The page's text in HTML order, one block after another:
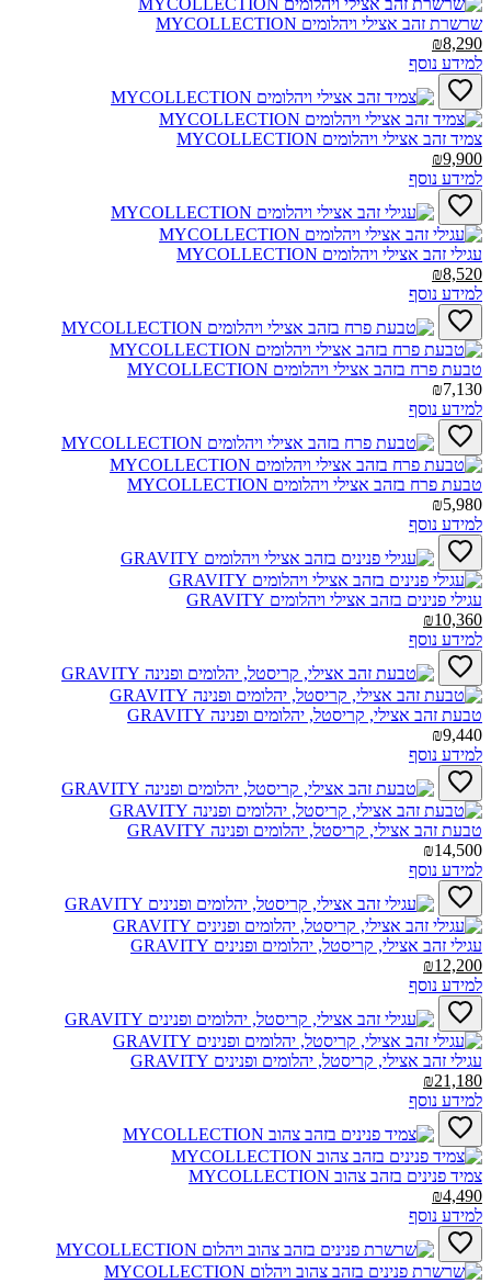
שרשרת זהב אצילי ויהלומים MYCOLLECTION‎
₪8,290
למידע נוסף
צמיד זהב אצילי ויהלומים MYCOLLECTION‎
₪9,900
למידע נוסף
עגילי זהב אצילי ויהלומים MYCOLLECTION‎
₪8,520
למידע נוסף
טבעת פרח בזהב אצילי ויהלומים MYCOLLECTION‎
₪7,130
למידע נוסף
טבעת פרח בזהב אצילי ויהלומים MYCOLLECTION‎
₪5,980
למידע נוסף
עגילי פנינים בזהב אצילי ויהלומים GRAVITY‎
₪10,360
למידע נוסף
טבעת זהב אצילי, קריסטל, יהלומים ופנינה GRAVITY‎
₪9,440
למידע נוסף
טבעת זהב אצילי, קריסטל, יהלומים ופנינה GRAVITY‎
₪14,500
למידע נוסף
עגילי זהב אצילי, קריסטל, יהלומים ופנינים GRAVITY‎
₪12,200
למידע נוסף
עגילי זהב אצילי, קריסטל, יהלומים ופנינים GRAVITY‎
₪21,180
למידע נוסף
צמיד פנינים בזהב צהוב MYCOLLECTION‎
₪4,490
למידע נוסף